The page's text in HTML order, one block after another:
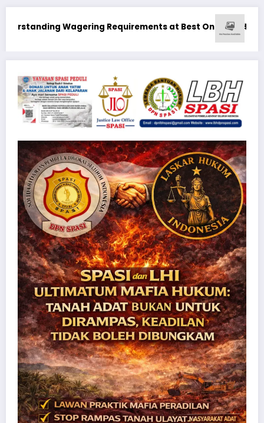
Real Money
Предложения: Максимизация Вашего Игрового Опыта
Ən yaxşı